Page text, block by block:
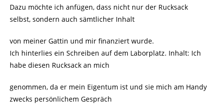
Dazu möchte ich anfügen, dass nicht nur der Rucksack
selbst, sondern auch sämtlicher Inhalt
von meiner Gattin und mir finanziert wurde.
Ich hinterlies ein Schreiben auf dem Laborplatz. Inhalt: Ich
habe diesen Rucksack an mich
genommen, da er mein Eigentum ist und sie mich am Handy
zwecks persönlichem Gespräch